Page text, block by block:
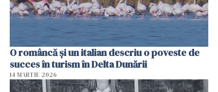
O româncă și un italian descriu o poveste de
succes în turism în Delta Dunării
14 MARTIE 2026